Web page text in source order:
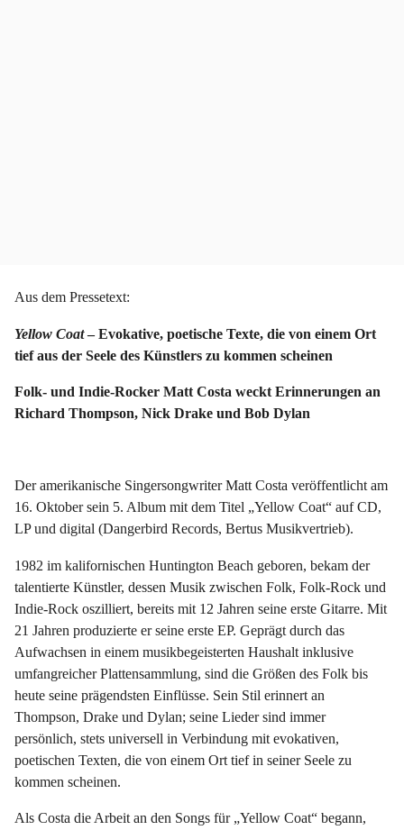
Aus dem Pressetext:
Yellow Coat– Evokative, poetische Texte, die von einem Ort
tief aus der Seele des Künstlers zu kommen scheinen
Folk- und Indie-Rocker Matt Costa weckt Erinnerungen an
Richard Thompson, Nick Drake und Bob Dylan
Der amerikanische Singersongwriter Matt Costa veröffentlicht am
16. Oktober sein 5. Album mit dem Titel „Yellow Coat“ auf CD,
LP und digital (Dangerbird Records, Bertus Musikvertrieb).
1982 im kalifornischen Huntington Beach geboren, bekam der
talentierte Künstler, dessen Musik zwischen Folk, Folk-Rock und
Indie-Rock oszilliert, bereits mit 12 Jahren seine erste Gitarre. Mit
21 Jahren produzierte er seine erste EP. Geprägt durch das
Aufwachsen in einem musikbegeisterten Haushalt inklusive
umfangreicher Plattensammlung, sind die Größen des Folk bis
heute seine prägendsten Einflüsse. Sein Stil erinnert an
Thompson, Drake und Dylan; seine Lieder sind immer
persönlich, stets universell in Verbindung mit evokativen,
poetischen Texten, die von einem Ort tief in seiner Seele zu
kommen scheinen.
Als Costa die Arbeit an den Songs für „Yellow Coat“ begann,